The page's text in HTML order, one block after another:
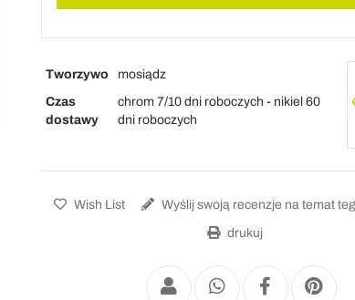
Tworzywo
mosiądz
Czas
dostawy
chrom 7/10 dni roboczych - nikiel 60
dni roboczych
Wish List Wyślij swoją recenzje na temat
drukuj